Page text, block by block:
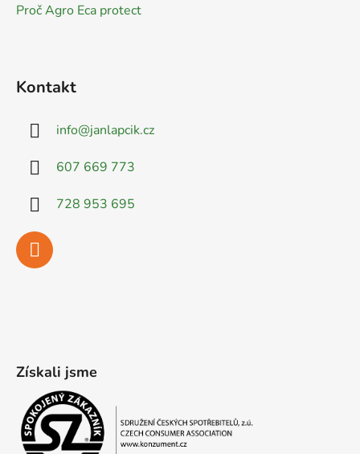
Proč Agro Eca protect
Kontakt
info@janlapcik.cz
607 669 773
728 953 695
Získali jsme